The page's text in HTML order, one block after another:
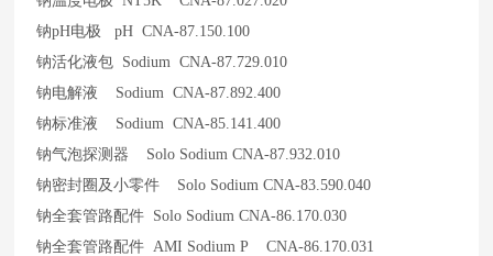
钠pH电极 pH CNA-87.150.100
钠活化液包 Sodium CNA-87.729.010
钠电解液 Sodium CNA-87.892.400
钠标准液 Sodium CNA-85.141.400
钠气泡探测器 Solo Sodium CNA-87.932.010
钠密封圈及小零件 Solo Sodium CNA-83.590.040
钠全套管路配件 Solo Sodium CNA-86.170.030
钠全套管路配件 AMI Sodium P CNA-86.170.031